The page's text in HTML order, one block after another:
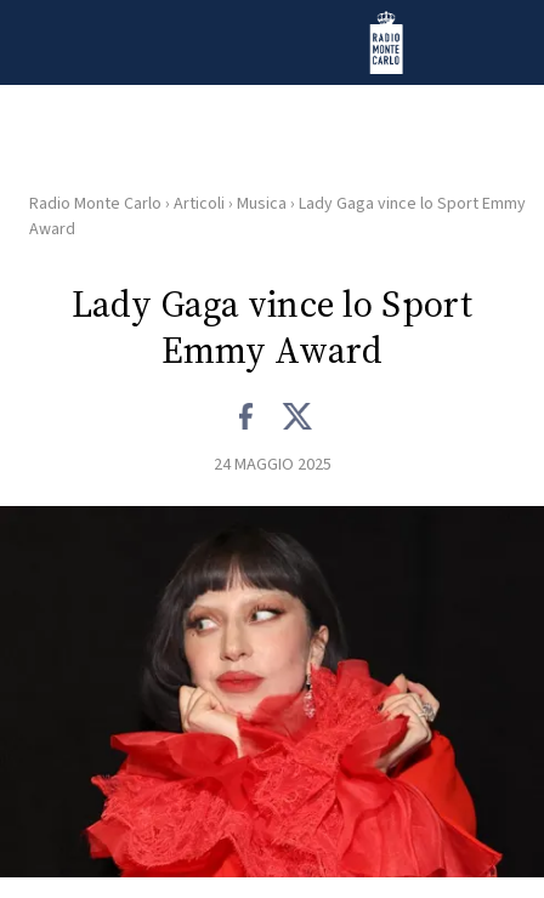
Radio Monte Carlo
HOME
RADIO
CONCORSI
EVENTI
VIDEO
TV
Radio Monte Carlo › Articoli › Musica › Lady Gaga vince lo Sport Emmy
Award
Lady Gaga vince lo Sport
Emmy Award
24 MAGGIO 2025